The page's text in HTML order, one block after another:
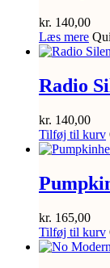
kr. 140,00
Læs mere
Radio
kr. 140,00
Tilføj til kurv
kr. 165,00
Tilføj til kurv